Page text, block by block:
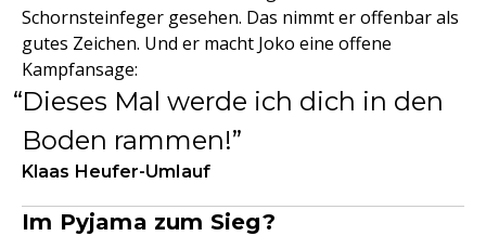
Schornsteinfeger gesehen. Das nimmt er offenbar als
gutes Zeichen. Und er macht Joko eine offene
Kampfansage:
Dieses Mal werde ich dich in den
Boden rammen!
Klaas Heufer-Umlauf
Im Pyjama zum Sieg?